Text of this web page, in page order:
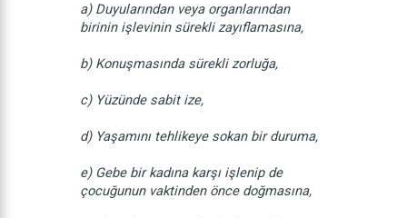
a) Duyularından veya organlarından
birinin işlevinin sürekli zayıflamasına,
b) Konuşmasında sürekli zorluğa,
c) Yüzünde sabit ize,
d) Yaşamını tehlikeye sokan bir duruma,
e) Gebe bir kadına karşı işlenip de
çocuğunun vaktinden önce doğmasına,